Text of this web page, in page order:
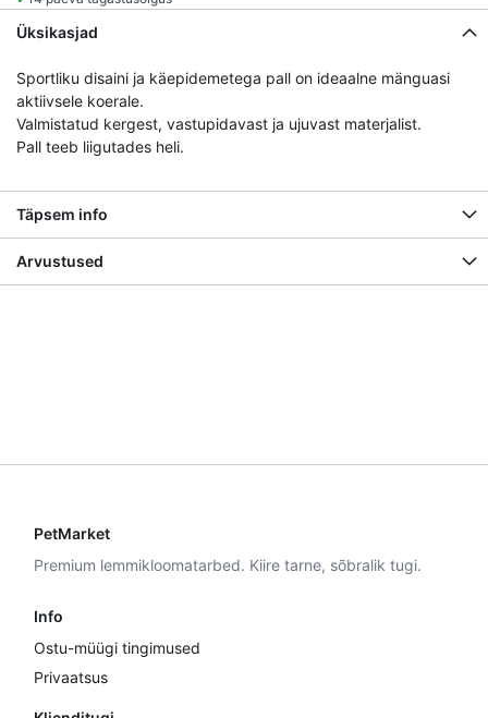
Üksikasjad
Sportliku disaini ja käepidemetega pall on ideaalne mänguasi
aktiivsele koerale.
Valmistatud kergest, vastupidavast ja ujuvast materjalist.
Pall teeb liigutades heli.
Täpsem info
Arvustused
PetMarket
Premium lemmikloomatarbed. Kiire tarne, sõbralik tugi.
Info
Ostu-müügi tingimused
Privaatsus